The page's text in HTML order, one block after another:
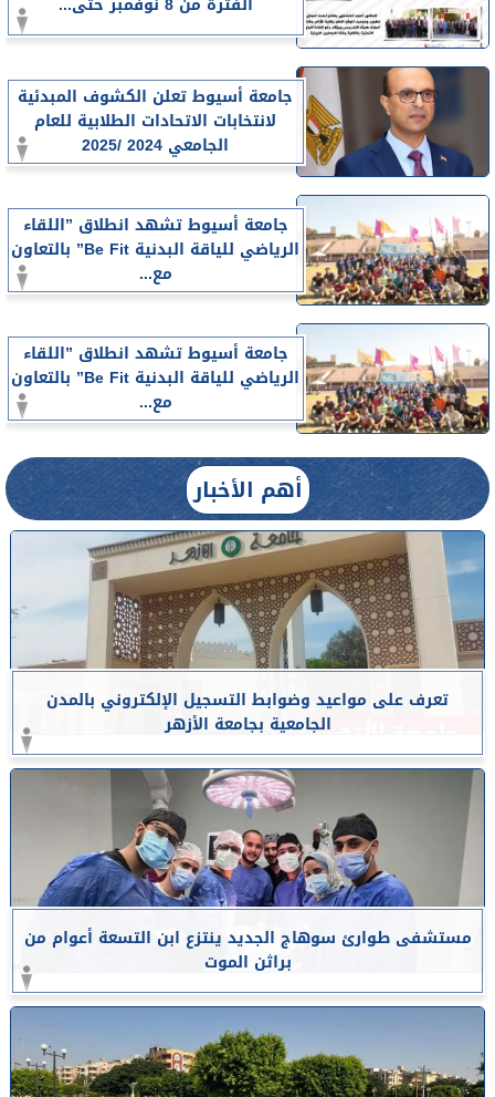
جامعة أسيوط تعلن الكشوف المبدئية
لانتخابات الاتحادات الطلابية للعام
الجامعي 2024 /2025
جامعة أسيوط تشهد انطلاق ”اللقاء
الرياضي للياقة البدنية Be Fit” بالتعاون
مع...
جامعة أسيوط تشهد انطلاق ”اللقاء
الرياضي للياقة البدنية Be Fit” بالتعاون
مع...
أهم الأخبار
تعرف على مواعيد وضوابط التسجيل الإلكتروني بالمدن
الجامعية بجامعة الأزهر
مستشفى طوارئ سوهاج الجديد ينتزع ابن التسعة أعوام من
براثن الموت